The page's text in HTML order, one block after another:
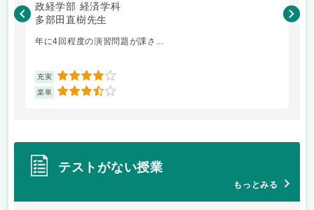
政経学部 経済学科
多部田直樹先生
年に4回程度の演習問題が課さ...
充実 4
楽単 3.5
多
テストがない授業
もっとみる